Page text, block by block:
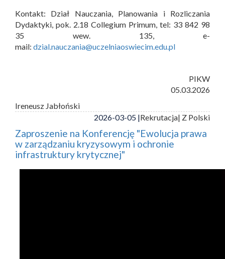
Kontakt: Dział Nauczania, Planowania i Rozliczania
Dydaktyki, pok. 2.18 Collegium Primum, tel: 33 842 98
35 wew. 135, e-
mail: dzial.nauczania@uczelniaoswiecim.edu.pl
PIKW
05.03.2026
Ireneusz Jabłoński
2026-03-05 |Rekrutacja| Z Polski
Zaproszenie na Konferencję "Ewolucja prawa
w zarządzaniu kryzysowym i ochronie
infrastruktury krytycznej"